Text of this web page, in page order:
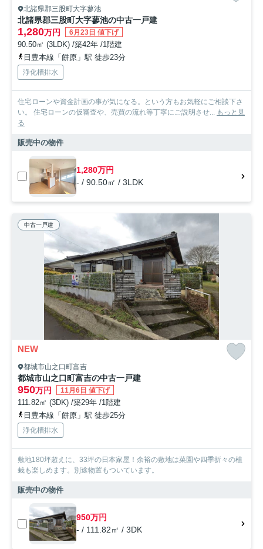
北諸県郡三股町大字蓼池
北諸県郡三股町大字蓼池の中古一戸建
1,280万円 6月23日 値下げ
90.50㎡ (3LDK) /築42年 /1階建
日豊本線「餅原」駅 徒歩23分
浄化槽排水
住宅ローンや資金計画の事が気になる。という方もお気軽にご相談下さ
い。 住宅ローンの仮審査や、売買の流れ等丁寧にご説明させ... もっと見
る
販売中の物件
1,280万円
- / 90.50㎡ / 3LDK
中古一戸建
NEW
都城市山之口町富吉
都城市山之口町富吉の中古一戸建
950万円 11月6日 値下げ
111.82㎡ (3DK) /築29年 /1階建
日豊本線「餅原」駅 徒歩25分
浄化槽排水
敷地180坪超えに、33坪の日本家屋！余裕の敷地は菜園や四季折々の植
栽も楽しめます。別途物置もついています。
販売中の物件
950万円
- / 111.82㎡ / 3DK